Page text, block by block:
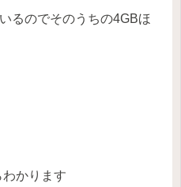
るのでそのうちの4GBほ
わかります